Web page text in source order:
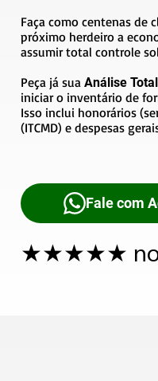
Faça como centenas de
próximo herdeiro a
assumir total controle
Peça já sua Análise Total
iniciar o inventário de
Isso inclui honorários
(ITCMD) e despesas
Fale com
★★★★★ no